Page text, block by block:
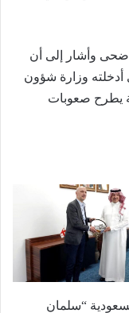
وأشار إلى أن
أدخلته وزارة شؤون
يطرح صعوبات
“سلمان